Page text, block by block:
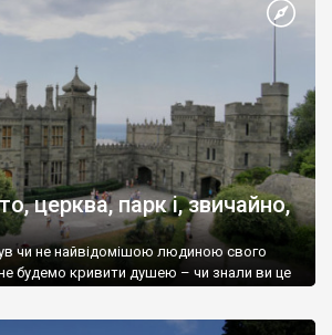
церква, парк і, звичайно,
чи не найвідомішою людиною свого
будемо кривити душею – чи знали ви це